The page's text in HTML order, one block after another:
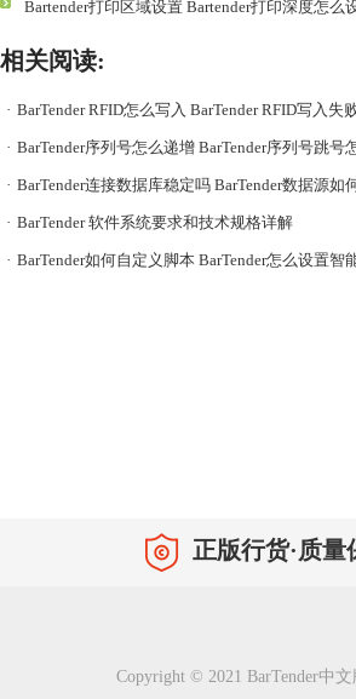
Bartender打印区域设置 Bartender打印深度怎么
相关阅读:
· BarTender RFID怎么写入 BarTender RFID写入失
· BarTender序列号怎么递增 BarTender序列号跳号
· BarTender连接数据库稳定吗 BarTender数据源如
· BarTender 软件系统要求和技术规格详解
· BarTender如何自定义脚本 BarTender怎么设置智
正版行货·质量
Copyright © 2021 BarTender中